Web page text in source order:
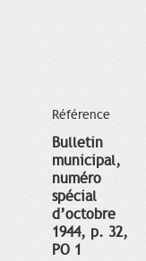
Référence
Bulletin
municipal,
numéro
spécial
d’octobre
1944, p. 32,
PO 1